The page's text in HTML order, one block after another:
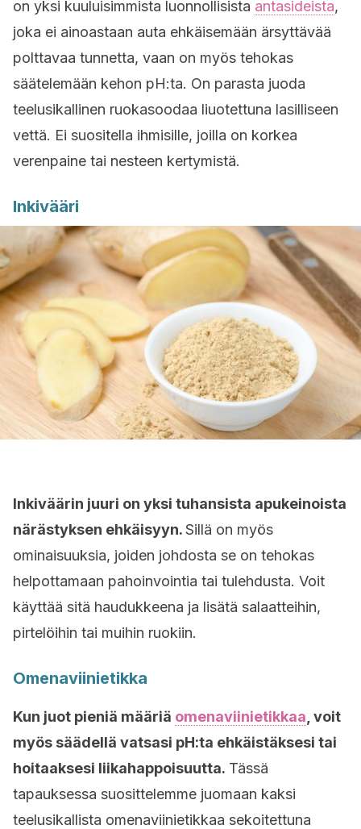
on yksi kuuluisimmista luonnollisista antasideista,
joka ei ainoastaan auta ehkäisemään ärsyttävää
polttavaa tunnetta, vaan on myös tehokas
säätelemään kehon pH:ta. On parasta juoda
teelusikallinen ruokasoodaa liuotettuna lasilliseen
vettä. Ei suositella ihmisille, joilla on korkea
verenpaine tai nesteen kertymistä.
Inkivääri
Inkiväärin juuri on yksi tuhansista apukeinoista
närästyksen ehkäisyyn.Sillä on myös
ominaisuuksia, joiden johdosta se on tehokas
helpottamaan pahoinvointia tai tulehdusta. Voit
käyttää sitä haudukkeena ja lisätä salaatteihin,
pirtelöihin tai muihin ruokiin.
Omenaviinietikka
Kun juot pieniä määriä omenaviinietikkaa , voit
myös säädellä vatsasi pH:ta ehkäistäksesi tai
hoitaaksesi liikahappoisuutta. Tässä
tapauksessa suosittelemme juomaan kaksi
teelusikallista omenaviinietikkaa sekoitettuna